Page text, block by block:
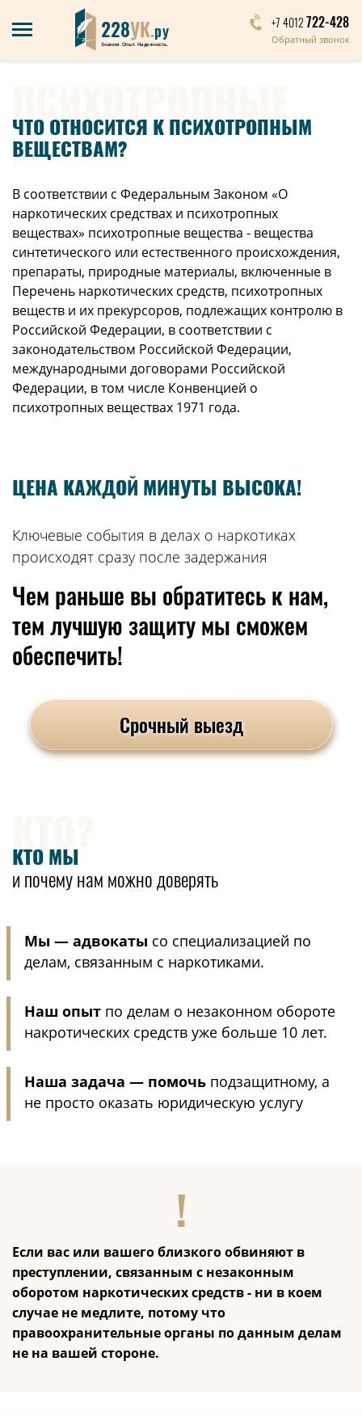
228УК.ру
Знания. Опыт. Надежность.
+7 4012722-428
Обратный звонок
ЧТО ОТНОСИТСЯ К ПСИХОТРОПНЫМ
ВЕЩЕСТВАМ?
В соответствии с Федеральным Законом «О
наркотических средствах и психотропных
веществах» психотропные вещества - вещества
синтетического или естественного происхождения,
препараты, природные материалы, включенные в
Перечень наркотических средств, психотропных
веществ и их прекурсоров, подлежащих контролю в
Российской Федерации, в соответствии с
законодательством Российской Федерации,
международными договорами Российской
Федерации, в том числе Конвенцией о
психотропных веществах 1971 года.
ЦЕНА КАЖДОЙ МИНУТЫ ВЫСОКА!
Ключевые события в делах о наркотиках
происходят сразу после задержания
Чем раньше вы обратитесь к нам,
тем лучшую защиту мы сможем
обеспечить!
Срочный выезд
КТО МЫ
и почему нам можно доверять
Мы — адвокаты со специализацией по
делам, связанным с наркотиками.
Наш опыт по делам о незаконном обороте
накротических средств уже больше 10 лет.
Наша задача — помочь подзащитному, а
не просто оказать юридическую услугу
Если вас или вашего близкого обвиняют в
преступлении, связанным с незаконным
оборотом наркотических средств - ни в коем
случае не медлите, потому что
правоохранительные органы по данным делам
не на вашей стороне.